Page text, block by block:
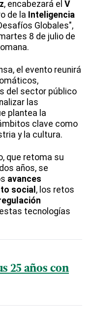
, encabezará el V
de la Inteligencia
Globales",
8 de julio de
el evento reunirá
del sector público
las
plantea la
clave como
y la cultura.
que retoma su
años, se
avances
social , los retos
tecnologías
25 años con